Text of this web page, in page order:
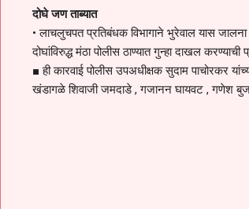
दोघे जण ताब्यात
• लाचलुचपत प्रतिबंधक विभागाने भुरेवाल यास
दोघांविरुद्ध मंठा पोलीस ठाण्यात गुन्हा दाखल करण्याची
■ ही कारवाई पोलीस उपअधीक्षक सुदाम पाचोरकर
खंडागळे शिवाजी जमदाडे , गजानन घायवट , गणेश